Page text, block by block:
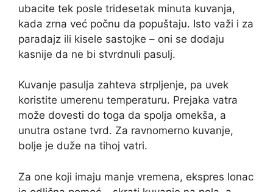
ubacite tek posle tridesetak minuta kuvanja,
kada zrna već počnu da popuštaju. Isto važi i za
paradajz ili kisele sastojke – oni se dodaju
kasnije da ne bi stvrdnuli pasulj.
Kuvanje pasulja zahteva strpljenje, pa uvek
koristite umerenu temperaturu. Prejaka vatra
može dovesti do toga da spolja omekša, a
unutra ostane tvrd. Za ravnomerno kuvanje,
bolje je duže na tihoj vatri.
Za one koji imaju manje vremena, ekspres lonac